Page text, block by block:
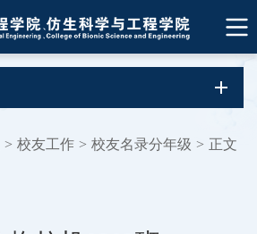
> 校友工作 > 校友名录分年级 > 正文